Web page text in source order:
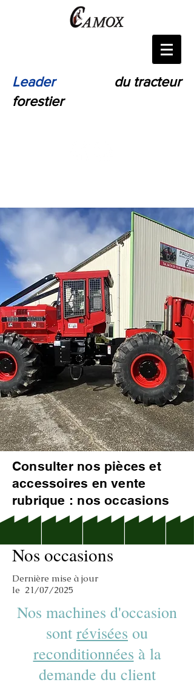
Leader
du tracteur
forestier
Consulter nos pièces et
accessoires en vente
rubrique : nos occasions
Nos occasions
Dernière mise à jour
le 21/07/2025
Nos machines d'occasion
sont révisées ou
reconditionnées à la
demande du client